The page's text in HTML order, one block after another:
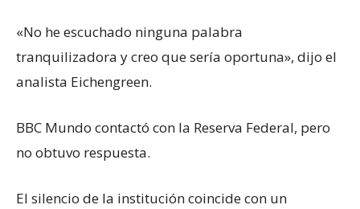
«No he escuchado ninguna palabra
tranquilizadora y creo que sería oportuna», dijo el
analista Eichengreen.
BBC Mundo contactó con la Reserva Federal, pero
no obtuvo respuesta.
El silencio de la institución coincide con un